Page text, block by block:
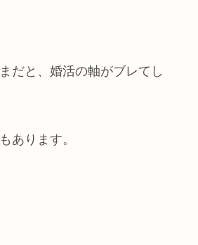
だと、婚活の軸がブレてし
あります。